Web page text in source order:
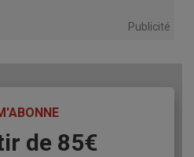
Publicité
de 85€